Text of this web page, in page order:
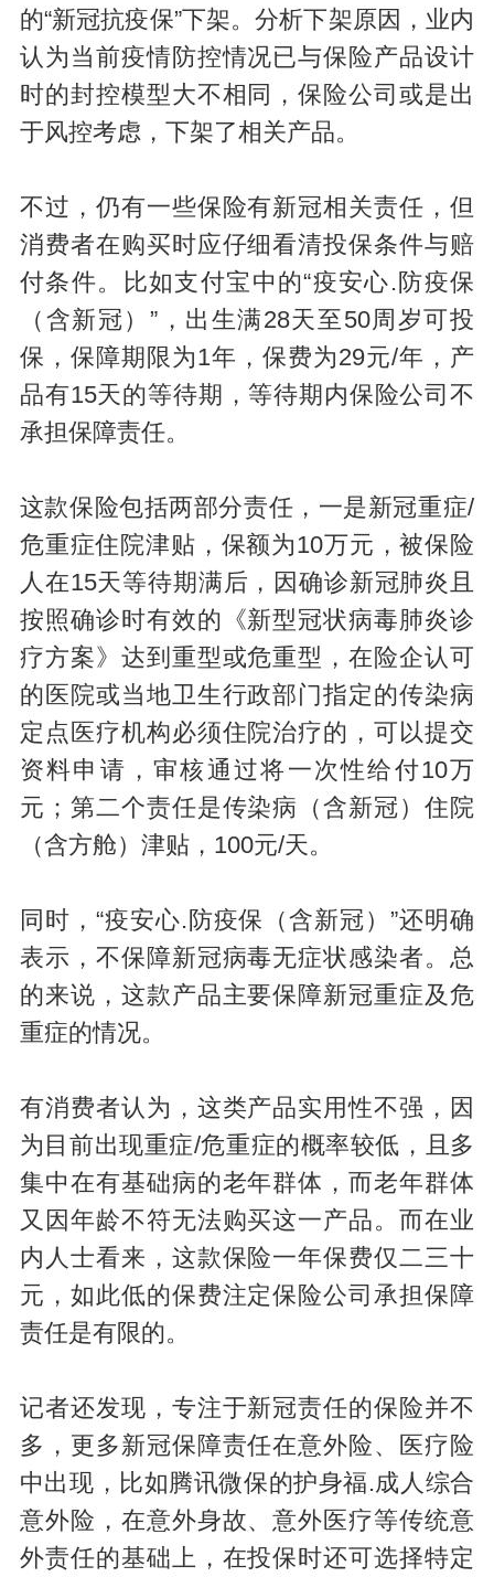
的“新冠抗疫保”下架。分析下架原因，业内
认为当前疫情防控情况已与保险产品设计
时的封控模型大不相同，保险公司或是出
于风控考虑，下架了相关产品。
不过，仍有一些保险有新冠相关责任，但
消费者在购买时应仔细看清投保条件与赔
付条件。比如支付宝中的“疫安心.防疫保
（含新冠）”，出生满28天至50周岁可投
保，保障期限为1年，保费为29元/年，产
品有15天的等待期，等待期内保险公司不
承担保障责任。
这款保险包括两部分责任，一是新冠重症/
危重症住院津贴，保额为10万元，被保险
人在15天等待期满后，因确诊新冠肺炎且
按照确诊时有效的《新型冠状病毒肺炎诊
疗方案》达到重型或危重型，在险企认可
的医院或当地卫生行政部门指定的传染病
定点医疗机构必须住院治疗的，可以提交
资料申请，审核通过将一次性给付10万
元；第二个责任是传染病（含新冠）住院
（含方舱）津贴，100元/天。
同时，“疫安心.防疫保（含新冠）”还明确
表示，不保障新冠病毒无症状感染者。总
的来说，这款产品主要保障新冠重症及危
重症的情况。
有消费者认为，这类产品实用性不强，因
为目前出现重症/危重症的概率较低，且多
集中在有基础病的老年群体，而老年群体
又因年龄不符无法购买这一产品。而在业
内人士看来，这款保险一年保费仅二三十
元，如此低的保费注定保险公司承担保障
责任是有限的。
记者还发现，专注于新冠责任的保险并不
多，更多新冠保障责任在意外险、医疗险
中出现，比如腾讯微保的护身福.成人综合
意外险，在意外身故、意外医疗等传统意
外责任的基础上，在投保时还可选择特定